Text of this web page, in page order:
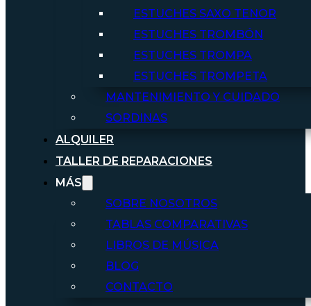
ESTUCHES SAXO TENOR
ESTUCHES TROMBÓN
ESTUCHES TROMPA
ESTUCHES TROMPETA
MANTENIMIENTO Y CUIDADO
SORDINAS
ALQUILER
TALLER DE REPARACIONES
MÁS
SOBRE NOSOTROS
TABLAS COMPARATIVAS
LIBROS DE MÚSICA
BLOG
CONTACTO